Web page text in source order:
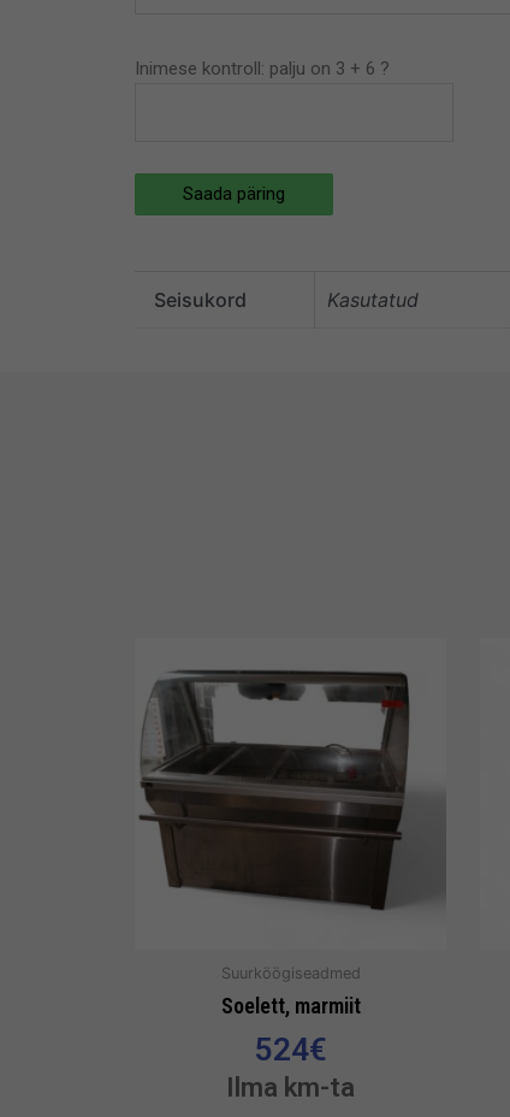
Inimese kontroll: palju on 3 + 6 ?
Saada päring
Seisukord Kasutatud
Suurköögiseadmed
Soelett, marmiit
524€
Ilma km-ta